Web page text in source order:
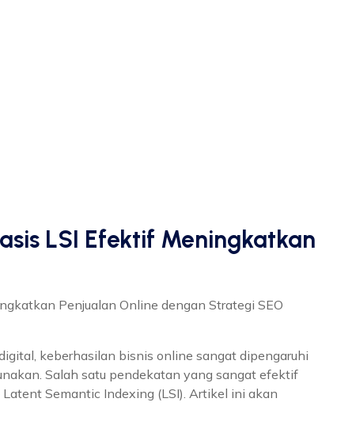
LSI Efektif Meningkatkan
Penjualan Online dengan Strategi SEO
keberhasilan bisnis online sangat dipengaruhi
Salah satu pendekatan yang sangat efektif
Semantic Indexing (LSI). Artikel ini akan